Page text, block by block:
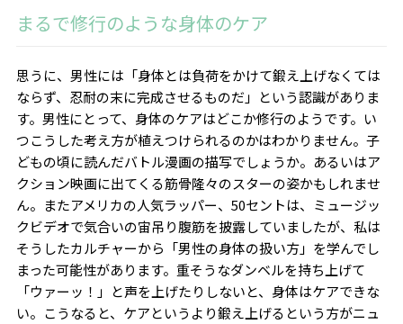
まるで修行のような身体のケア
思うに、男性には「身体とは負荷をかけて鍛え上げなくては
ならず、忍耐の末に完成させるものだ」という認識がありま
す。男性にとって、身体のケアはどこか修行のようです。い
つこうした考え方が植えつけられるのかはわかりません。子
どもの頃に読んだバトル漫画の描写でしょうか。あるいはア
クション映画に出てくる筋骨隆々のスターの姿かもしれませ
ん。またアメリカの人気ラッパー、 50セントは、ミュージッ
クビデオで気合いの宙吊り腹筋を披露していましたが、私は
そうしたカルチャーから「男性の身体の扱い方」を学んでし
まった可能性があります。重そうなダンベルを持ち上げて
「ウァーッ！」と声を上げたりしないと、身体はケアできな
い。こうなると、ケアというより鍛え上げるという方がニュ